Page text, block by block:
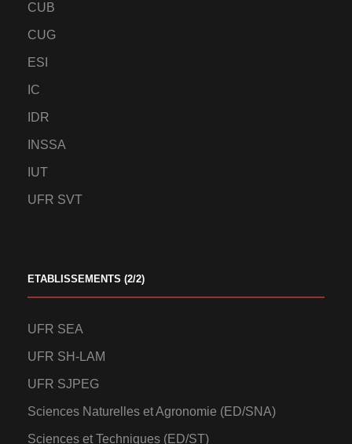
CUB
CUG
ESI
IC
IDR
INSSA
IUT
UFR SVT
ETABLISSEMENTS (2/2)
UFR SEA
UFR SH-LAM
UFR SJPEG
Sciences Naturelles et Agronomie (ED/SNA)
Sciences et Techniques (ED/ST)